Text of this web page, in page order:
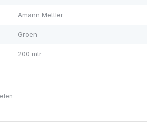
Amann Mettler
Groen
200 mtr